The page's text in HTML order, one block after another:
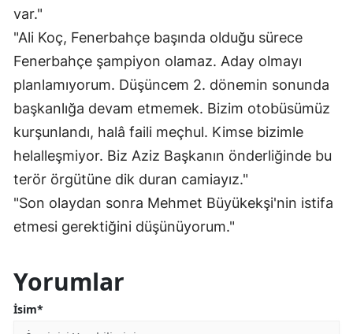
var."
"Ali Koç, Fenerbahçe başında olduğu sürece
Fenerbahçe şampiyon olamaz. Aday olmayı
planlamıyorum. Düşüncem 2. dönemin sonunda
başkanlığa devam etmemek. Bizim otobüsümüz
kurşunlandı, halâ faili meçhul. Kimse bizimle
helalleşmiyor. Biz Aziz Başkanın önderliğinde bu
terör örgütüne dik duran camiayız."
"Son olaydan sonra Mehmet Büyükekşi'nin istifa
etmesi gerektiğini düşünüyorum."
Yorumlar
İsim*